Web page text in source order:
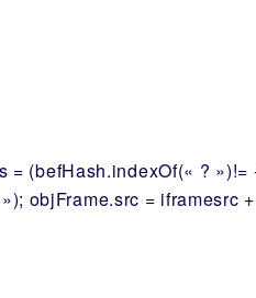
= (befHash.indexOf(« ? »)!=
objFrame.src = iframesrc